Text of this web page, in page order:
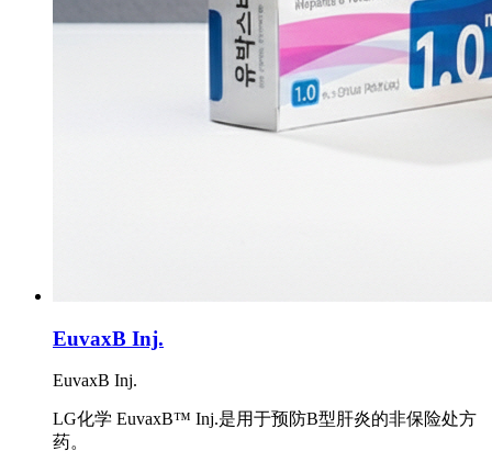
EuvaxB Inj.
EuvaxB Inj.
LG化学 EuvaxB™ Inj.是用于预防B型肝炎的非保险处方
药。